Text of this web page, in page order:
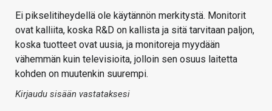
Ei pikselitiheydellä ole käytännön merkitystä. Monitorit
ovat kalliita, koska R&D on kallista ja sitä tarvitaan paljon,
koska tuotteet ovat uusia, ja monitoreja myydään
vähemmän kuin televisioita, jolloin sen osuus laitetta
kohden on muutenkin suurempi.
Kirjaudu sisään vastataksesi